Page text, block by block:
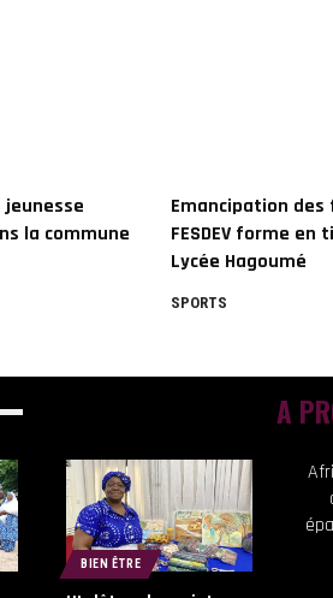
jeunesse
la commune
Emancipation
FESDEV forme
Lycée Hagoumé
SPORTS
BIEN ÊTRE
A